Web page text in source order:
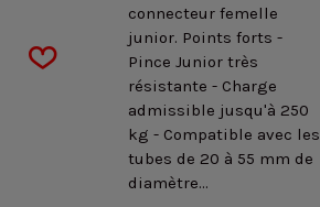
connecteur femelle
junior. Points forts -
Pince Junior très
résistante - Charge
admissible jusqu'à 250
kg - Compatible avec les
tubes de 20 à 55 mm de
diamètre...